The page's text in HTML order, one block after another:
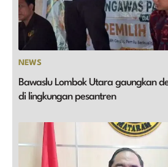
NEWS
Bawaslu Lombok Utara gaungkan
di lingkungan pesantren